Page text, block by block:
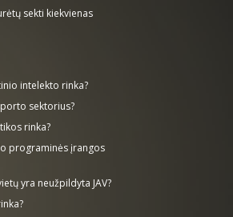
sekti kiekvienas
intelekto rinka?
sektorius?
rinka?
programinės įrangos
yra neužpildyta JAV?